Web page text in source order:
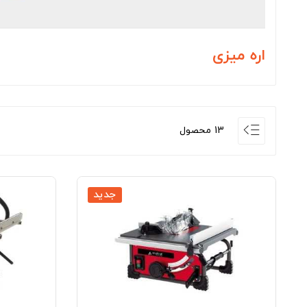
اره میزی
13 محصول
جدید